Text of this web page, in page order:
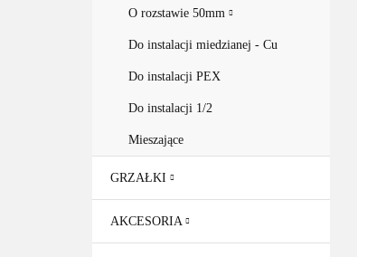
O rozstawie 50mm
Do instalacji miedzianej - Cu
Do instalacji PEX
Do instalacji 1/2
Mieszające
GRZAŁKI
AKCESORIA